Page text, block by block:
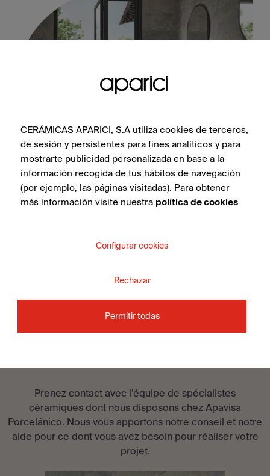
Dstone Ash Lekue Natural 50X100
VOUS SOUHAITEZ ÊTRE
Prenez contact avec l’équipe de spécialistes
céramiques dont nous disposons chez Apavisa
Porcelánico. Nous vous apportons notre conseil et notre
aide pour ce dont vous avez besoin pour réaliser votre
projet.
CERÁMICAS APARICI, S.A utiliza cookies de terceros,
de sesión y persistentes para fines analíticos y para
mostrarte publicidad personalizada en base a la
información recogida de tus hábitos de navegación
(por ejemplo, las páginas visitadas). Para obtener
más información visite nuestra política de cookies
Configurar cookies
Rechazar
Permitir todas